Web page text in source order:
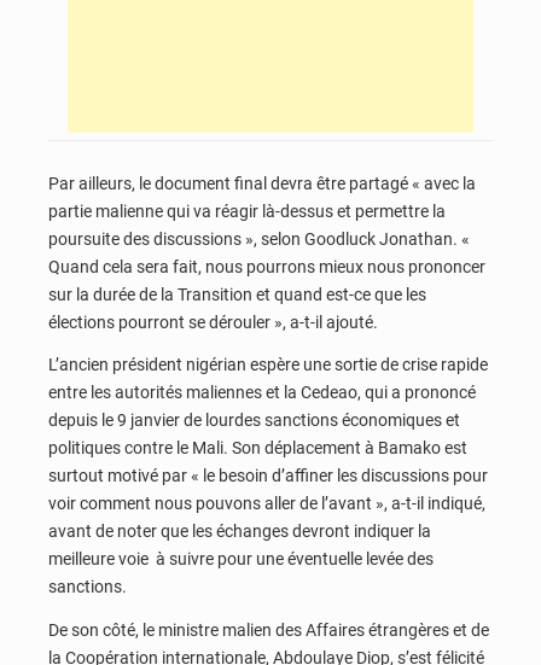
Par ailleurs, le document final devra être partagé « avec la
partie malienne qui va réagir là-dessus et permettre la
poursuite des discussions », selon Goodluck Jonathan. «
Quand cela sera fait, nous pourrons mieux nous prononcer
sur la durée de la Transition et quand est-ce que les
élections pourront se dérouler », a-t-il ajouté.
L’ancien président nigérian espère une sortie de crise rapide
entre les autorités maliennes et la Cedeao, qui a prononcé
depuis le 9 janvier de lourdes sanctions économiques et
politiques contre le Mali. Son déplacement à Bamako est
surtout motivé par « le besoin d’affiner les discussions pour
voir comment nous pouvons aller de l’avant », a-t-il indiqué,
avant de noter que les échanges devront indiquer la
meilleure voie à suivre pour une éventuelle levée des
sanctions.
De son côté, le ministre malien des Affaires étrangères et de
la Coopération internationale, Abdoulaye Diop, s’est félicité